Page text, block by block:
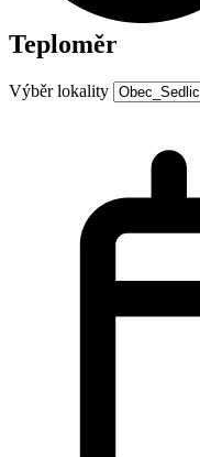
Teploměr
Výběr lokality